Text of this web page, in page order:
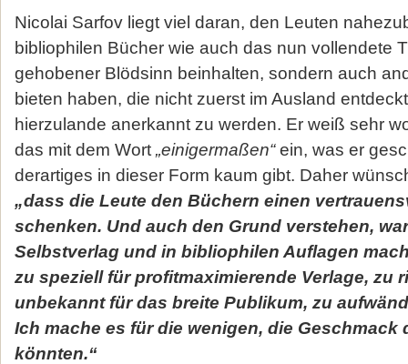
Nicolai Sarfov liegt viel daran, den Leuten
bibliophilen Bücher wie auch das nun vollendete
gehobener Blödsinn beinhalten, sondern auch
bieten haben, die nicht zuerst im Ausland
hierzulande anerkannt zu werden. Er weiß sehr
das mit dem Wort „einigermaßen“ein, was er
derartiges in dieser Form kaum gibt. Daher
„dass die Leute den Büchern einen
schenken. Und auch den Grund verstehen,
Selbstverlag und in bibliophilen Auflagen
zu speziell für profitmaximierende Verlage, zu
unbekannt für das breite Publikum, zu
Ich mache es für die wenigen, die Geschmack
könnten.“